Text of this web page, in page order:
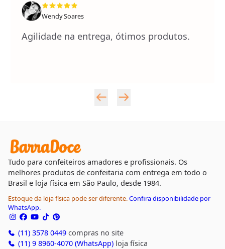
Wendy Soares
Agilidade na entrega, ótimos produtos.
Tudo para confeiteiros amadores e profissionais. Os
melhores produtos de confeitaria com entrega em todo o
Brasil e loja física em São Paulo, desde 1984.
Estoque da loja física pode ser diferente.Confira disponibilidade por
WhatsApp.
(11) 3578 0449compras no site
(11) 9 8960-4070 (WhatsApp)loja física